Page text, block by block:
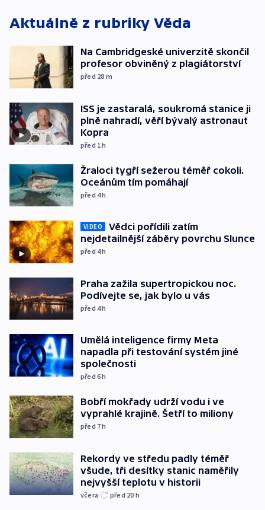
Aktuálně z rubriky Věda
Na Cambridgeské univerzitě skončil
profesor obviněný z plagiátorství
před 28 m
ISS je zastaralá, soukromá stanice ji
plně nahradí, věří bývalý astronaut
Kopra
před 1h
Žraloci tygří sežerou téměř cokoli.
Oceánům tím pomáhají
před 4h
VIDEO
Vědci pořídili zatím
nejdetailnější záběry povrchu Slunce
před 4h
Praha zažila supertropickou noc.
Podívejte se, jak bylo u vás
před 4h
Umělá inteligence firmy Meta
napadla při testování systém jiné
společnosti
před 6h
Bobří mokřady udrží vodu i ve
vyprahlé krajině. Šetří to miliony
před 7h
Rekordy ve středu padly téměř
všude, tři desítky stanic naměřily
nejvyšší teplotu v historii
včera před 20 h